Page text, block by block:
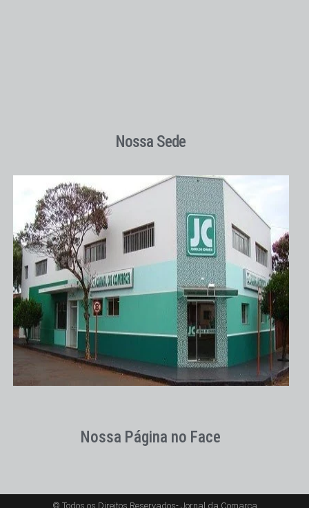
Nossa Sede
Nossa Página no Face
© Todos os Direitos Reservados- Jornal da Comarca